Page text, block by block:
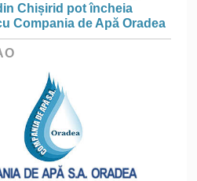
Chișirid pot încheia
Compania de Apă Oradea